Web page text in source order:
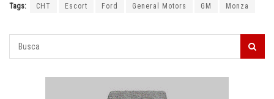
Tags: CHT Escort Ford General Motors GM Monza